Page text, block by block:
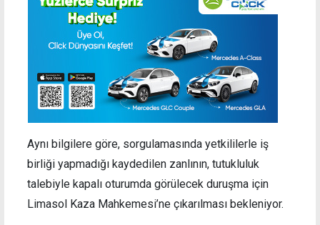
Aynı bilgilere göre, sorgulamasında yetkililerle iş
birliği yapmadığı kaydedilen zanlının, tutukluluk
talebiyle kapalı oturumda görülecek duruşma için
Limasol Kaza Mahkemesi’ne çıkarılması bekleniyor.